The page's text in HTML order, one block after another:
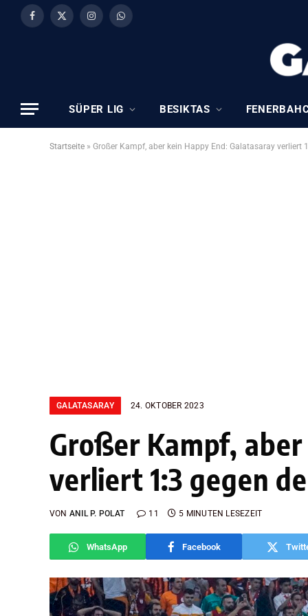
Facebook
X
InstagramWhatsApp
SÜPER LIG BESIKTAS
Startseite » Großer Kampf, aber kein Happy End: Galatasaray verliert
GALATASARAY 24. OKTOBER 2023
Großer Kampf,
verliert 1:3 gegen
VON ANIL P. POLAT 11 5 MINUTEN LESEZEIT
WhatsApp Facebook